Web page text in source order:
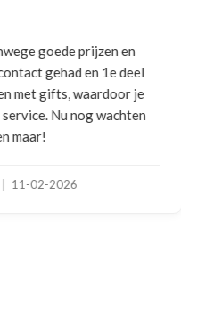
goede prijzen en
gehad en 1e deel
met gifts, waardoor je
Nu nog wachten
maar!
11-02-2026